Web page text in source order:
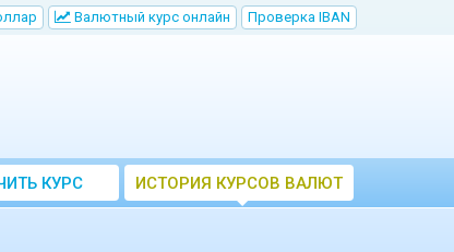
Bалютный курс онлайн Проверка IBAN
КУРС
ЦБ
ИСТОРИЯ КУРСОВ ВАЛЮТ
ЦБ РФ